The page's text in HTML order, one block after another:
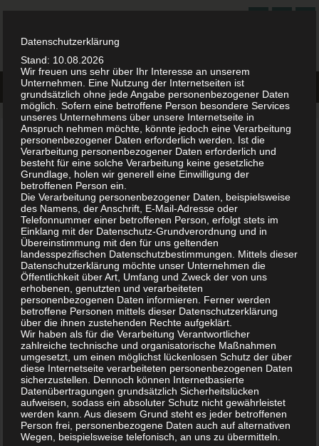
ALLES ZUM THEMA BEHANDLUNGSFEHLER
Patientenberatung
Bei Spannungen, Konflikten oder Beschwerden mit bzw. gegen den
behandelnden Arzt gibt es für Patienten einige Anlaufstellen.
Bei der Unabhängigen Patientenberatung Deutschland (UPD)
erhalten Patienten eine unabhängige Beratung, sowie Informationen
und Unterstützung, wenn es um die Durchsetzung von
Patientenrechten geht.
Im Zusammenhang mit Behandlungsfehlern sind die gesetzlichen
Krankenkassen verpflichtet, ihre Versicherten bei der Durchsetzung
ihrer Patientenrechte zu unterstützen, wozu auch eine
entsprechende Beratung gehört.
Falls ein Patient vermutet, dass der ihn behandelnde Arzt gegen
seine Berufsordnung oder ärztliche Ethik verstoßen oder der Arzt
den Patienten durch einen Behandlungsfehler geschadet hat, kann
sich der Patient an die zuständige Ärztekammer wenden. Diese
überwacht die Berufsausübung von Ärzten und bietet in einigen
Datenschutzerklärung
Stand: 10.08.2026
Wir freuen uns sehr über Ihr Interesse an unserem
Unternehmen. Eine Nutzung der Internetseiten ist
grundsätzlich ohne jede Angabe personenbezogener Daten
möglich. Sofern eine betroffene Person besondere Services
unseres Unternehmens über unsere Internetseite in
Anspruch nehmen möchte, könnte jedoch eine Verarbeitung
personenbezogener Daten erforderlich werden. Ist die
Verarbeitung personenbezogener Daten erforderlich und
besteht für eine solche Verarbeitung keine gesetzliche
Grundlage, holen wir generell eine Einwilligung der
betroffenen Person ein.
Die Verarbeitung personenbezogener Daten, beispielsweise
des Namens, der Anschrift, E-Mail-Adresse oder
Telefonnummer einer betroffenen Person, erfolgt stets im
Einklang mit der Datenschutz-Grundverordnung und in
Übereinstimmung mit den für uns geltenden
landesspezifischen Datenschutzbestimmungen. Mittels dieser
Datenschutzerklärung möchte unser Unternehmen die
Öffentlichkeit über Art, Umfang und Zweck der von uns
erhobenen, genutzten und verarbeiteten
personenbezogenen Daten informieren. Ferner werden
betroffene Personen mittels dieser Datenschutzerklärung
über die ihnen zustehenden Rechte aufgeklärt.
Wir haben als für die Verarbeitung Verantwortlicher
zahlreiche technische und organisatorische Maßnahmen
umgesetzt, um einen möglichst lückenlosen Schutz der über
diese Internetseite verarbeiteten personenbezogenen Daten
sicherzustellen. Dennoch können Internetbasierte
Datenübertragungen grundsätzlich Sicherheitslücken
aufweisen, sodass ein absoluter Schutz nicht gewährleistet
werden kann. Aus diesem Grund steht es jeder betroffenen
Person frei, personenbezogene Daten auch auf alternativen
Wegen, beispielsweise telefonisch, an uns zu übermitteln.